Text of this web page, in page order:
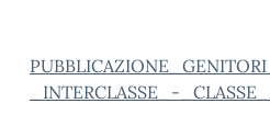
_INTERCLASSE_-